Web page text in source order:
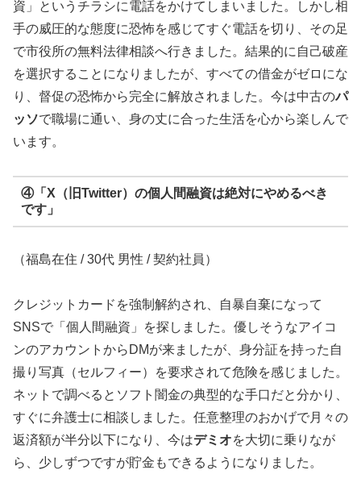
資」というチラシに電話をかけてしまいました。しかし相
手の威圧的な態度に恐怖を感じてすぐ電話を切り、その足
で市役所の無料法律相談へ行きました。結果的に自己破産
を選択することになりましたが、すべての借金がゼロにな
り、督促の恐怖から完全に解放されました。今は中古のパ
ッソで職場に通い、身の丈に合った生活を心から楽しんで
います。
④「X（旧Twitter）の個人間融資は絶対にやめるべき
です」
（福島在住 / 30代 男性 / 契約社員）
クレジットカードを強制解約され、自暴自棄になって
SNSで「個人間融資」を探しました。優しそうなアイコ
ンのアカウントからDMが来ましたが、身分証を持った自
撮り写真（セルフィー）を要求されて危険を感じました。
ネットで調べるとソフト闇金の典型的な手口だと分かり、
すぐに弁護士に相談しました。任意整理のおかげで月々の
返済額が半分以下になり、今はデミオを大切に乗りなが
ら、少しずつですが貯金もできるようになりました。